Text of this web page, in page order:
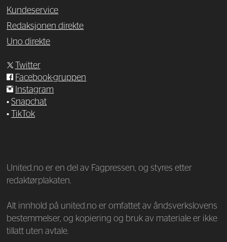
Kundeservice
Redaksjonen direkte
Uno direkte
Twitter
Facebook-gruppen
Instagram
•Snapchat
•
TikTok
United.no er en del av Fagpressen, og styres etter
redaktørplakaten.
Alt innhold på united.no er omfattet av åndsverkslovens
bestemmelser, og kopiering og bruk av materiale er ikke
tillatt uten avtale.